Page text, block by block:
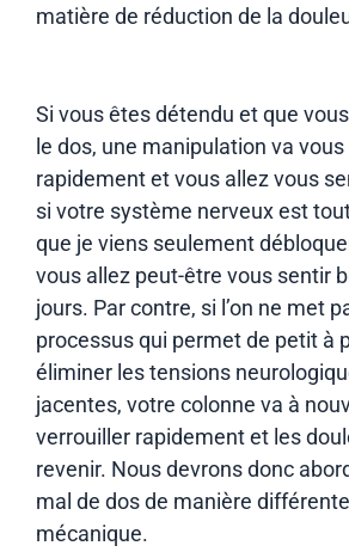
matière de réduction de la
Si vous êtes détendu et que
le dos, une manipulation va
rapidement et vous allez vous
si votre système nerveux est
que je viens seulement
vous allez peut-être vous sentir
jours. Par contre, si l’on ne met
processus qui permet de petit à
éliminer les tensions
jacentes, votre colonne va à
verrouiller rapidement et les
revenir. Nous devrons donc
mal de dos de manière
mécanique.